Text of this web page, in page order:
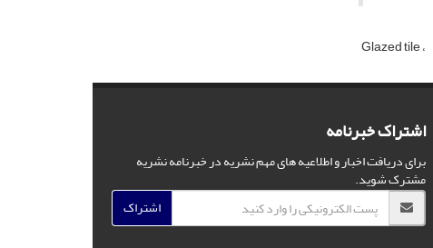
Glazed tile
اشتراک خبرنامه
برای دریافت اخبار و اطلاعیه های مهم نشریه در خبرنامه نشریه
مشترک شوید.
اشتراک